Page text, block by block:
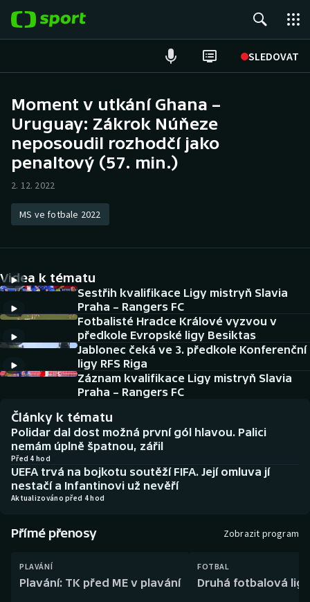
SLEDOVAT
Hokej
Tenis
Atletika
Cyklistika
Americký fotbal
Baseball a softbal
Boby a skeleton
Box
Curling
Futsal
NEPŘEHLÉDNĚTE
Soutěže
Historické návraty
Aplikace ČT sport
AZ kvíz
Moment v utkání Ghana –
Uruguay: Zákrok Núňeze
neposoudil rozhodčí jako
penaltový (57. min.)
2. 12. 2022
MS ve fotbale 2022
Videa k tématu
Sestřih kvalifikace Ligy mistryň Slavia
Praha – Rangers FC
Fotbalisté Hradce Králové vyzvou v
předkole Evropské ligy Besiktas
Jablonec čeká ve 3. předkole Konferenční
ligy RFS Riga
Záznam kvalifikace Ligy mistryň Slavia
Praha – Rangers FC
Články k tématu
Polidar dal dost možná první gól hlavou. Palici
nemám úplně špatnou, zářil
Před 4 hod
UEFA trvá na bojkotu soutěží FIFA. Její omluva jí
nestačí a Infantinovi už nevěří
Aktualizováno před 4 hod
Přímé přenosy Zobrazit program
PLAVÁNÍ
Plavání: TK před ME v plavání
FOTBAL
Druhá fotbalová